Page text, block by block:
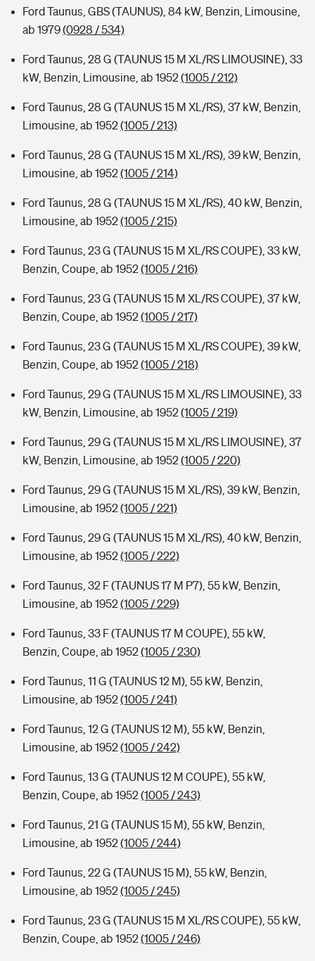
Ford Taunus, GBS (TAUNUS), 84 kW, Benzin, Limousine,
ab 1979(0928 / 534)
Ford Taunus, 28 G (TAUNUS 15 M XL/RS LIMOUSINE), 33
kW, Benzin, Limousine, ab 1952(1005 / 212)
Ford Taunus, 28 G (TAUNUS 15 M XL/RS), 37 kW, Benzin,
Limousine, ab 1952(1005 / 213)
Ford Taunus, 28 G (TAUNUS 15 M XL/RS), 39 kW, Benzin,
Limousine, ab 1952(1005 / 214)
Ford Taunus, 28 G (TAUNUS 15 M XL/RS), 40 kW, Benzin,
Limousine, ab 1952(1005 / 215)
Ford Taunus, 23 G (TAUNUS 15 M XL/RS COUPE), 33 kW,
Benzin, Coupe, ab 1952(1005 / 216)
Ford Taunus, 23 G (TAUNUS 15 M XL/RS COUPE), 37 kW,
Benzin, Coupe, ab 1952(1005 / 217)
Ford Taunus, 23 G (TAUNUS 15 M XL/RS COUPE), 39 kW,
Benzin, Coupe, ab 1952(1005 / 218)
Ford Taunus, 29 G (TAUNUS 15 M XL/RS LIMOUSINE), 33
kW, Benzin, Limousine, ab 1952(1005 / 219)
Ford Taunus, 29 G (TAUNUS 15 M XL/RS LIMOUSINE), 37
kW, Benzin, Limousine, ab 1952(1005 / 220)
Ford Taunus, 29 G (TAUNUS 15 M XL/RS), 39 kW, Benzin,
Limousine, ab 1952(1005 / 221)
Ford Taunus, 29 G (TAUNUS 15 M XL/RS), 40 kW, Benzin,
Limousine, ab 1952(1005 / 222)
Ford Taunus, 32 F (TAUNUS 17 M P7), 55 kW, Benzin,
Limousine, ab 1952(1005 / 229)
Ford Taunus, 33 F (TAUNUS 17 M COUPE), 55 kW,
Benzin, Coupe, ab 1952(1005 / 230)
Ford Taunus, 11 G (TAUNUS 12 M), 55 kW, Benzin,
Limousine, ab 1952(1005 / 241)
Ford Taunus, 12 G (TAUNUS 12 M), 55 kW, Benzin,
Limousine, ab 1952(1005 / 242)
Ford Taunus, 13 G (TAUNUS 12 M COUPE), 55 kW,
Benzin, Coupe, ab 1952(1005 / 243)
Ford Taunus, 21 G (TAUNUS 15 M), 55 kW, Benzin,
Limousine, ab 1952(1005 / 244)
Ford Taunus, 22 G (TAUNUS 15 M), 55 kW, Benzin,
Limousine, ab 1952(1005 / 245)
Ford Taunus, 23 G (TAUNUS 15 M XL/RS COUPE), 55 kW,
Benzin, Coupe, ab 1952(1005 / 246)